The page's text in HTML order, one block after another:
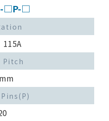
□P-□
Pitch
Pins(P)